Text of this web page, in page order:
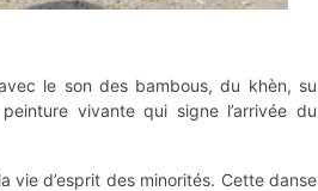
le son des bambous, du khèn, su
vivante qui signe l’arrivée du
vie d’esprit des minorités. Cette danse